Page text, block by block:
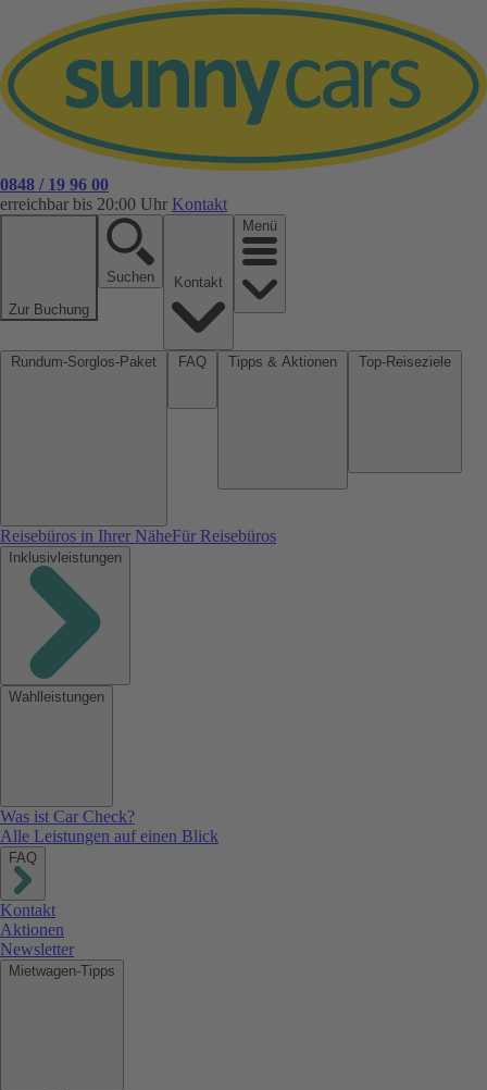
0848 / 19 96 00
erreichbar bis 20:00 Uhr Kontakt
Zur Buchung
Suchen
Menü
Reisebüros in Ihrer NäheFür Reisebüros
Inklusivleistungen
Wahlleistungen
Was ist Car Check?
Alle Leistungen auf einen Blick
FAQ
Kontakt
Aktionen
Newsletter
Mietwagen-Tipps